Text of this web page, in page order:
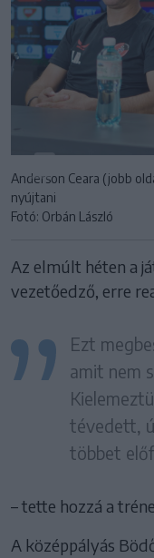
Anderson Ceara (jobb
nyújtani
Fotó: Orbán László
Az elmúlt héten a
vezetőedző, erre
Ezt
amit nem
tévedett,
többet
– tette hozzá a
A középpályás